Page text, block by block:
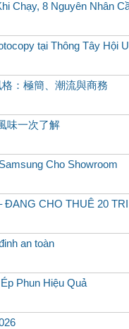
Chạy, 8 Nguyên Nhân
tại Thông Tây Hội
：極簡、潮流與商務
味一次了解
Cho Showroom
ĐANG CHO THUÊ 20
an toàn
Phun Hiệu Quả